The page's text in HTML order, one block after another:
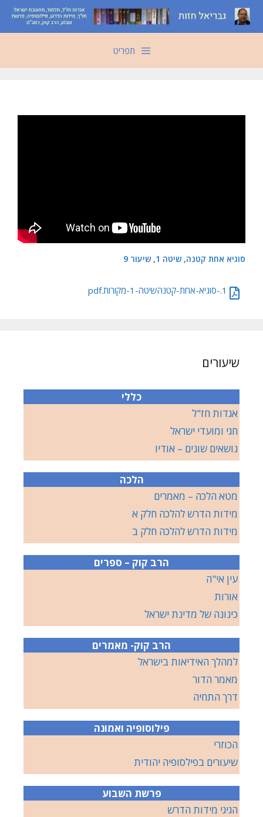
לדלג
לתוכן
תפריט
סוגיא אחת קטנה, שיטה 1, שיעור 9
1.-סוגיא-אחת-קטנהשיטה-1-מקורות.pdf
שיעורים
כללי
אגדות חז"ל
חגי ומועדי ישראל
נושאים שונים – אודיו
הלכה
מטא הלכה – מאמרים
מידות הדרש להלכה חלק א
מידות הדרש להלכה חלק ב
הרב קוק – ספרים
עין אי"ה
אורות
כינונה של מדינת ישראל
הרב קוק- מאמרים
למהלך האידיאות בישראל
מאמר הדור
דרך התחיה
פילוסופיה ואמונה
הכוזרי
שיעורים בפילסופיה יהודית
פרשת השבוע
הגיגי מידות הדרש